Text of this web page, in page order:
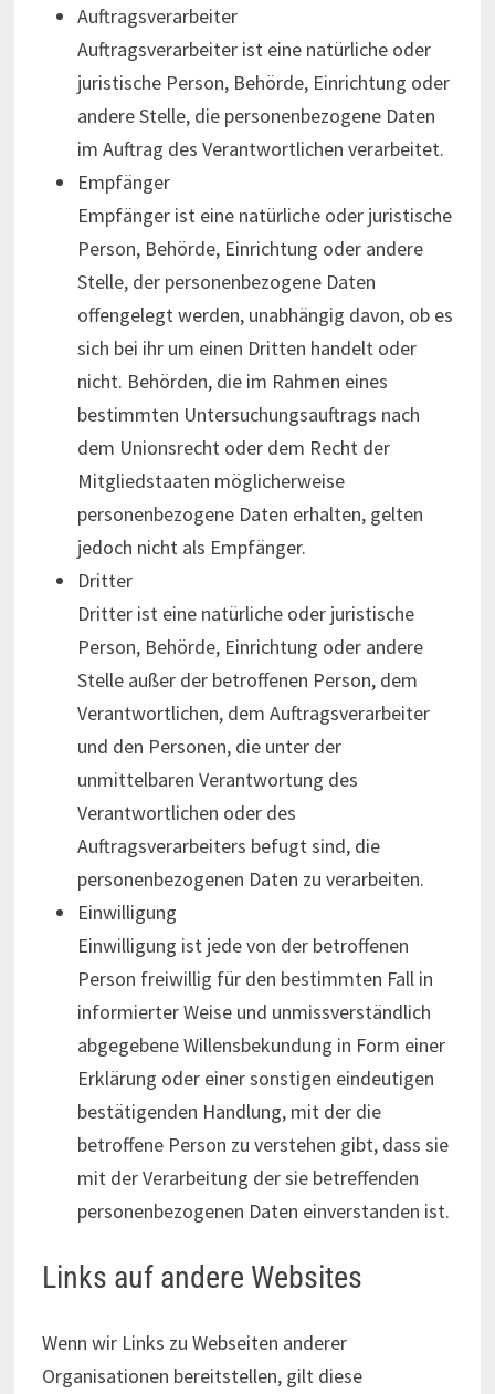
Auftragsverarbeiter
Auftragsverarbeiter ist eine natürliche oder
juristische Person, Behörde, Einrichtung oder
andere Stelle, die personenbezogene Daten
im Auftrag des Verantwortlichen verarbeitet.
Empfänger
Empfänger ist eine natürliche oder juristische
Person, Behörde, Einrichtung oder andere
Stelle, der personenbezogene Daten
offengelegt werden, unabhängig davon, ob es
sich bei ihr um einen Dritten handelt oder
nicht. Behörden, die im Rahmen eines
bestimmten Untersuchungsauftrags nach
dem Unionsrecht oder dem Recht der
Mitgliedstaaten möglicherweise
personenbezogene Daten erhalten, gelten
jedoch nicht als Empfänger.
Dritter
Dritter ist eine natürliche oder juristische
Person, Behörde, Einrichtung oder andere
Stelle außer der betroffenen Person, dem
Verantwortlichen, dem Auftragsverarbeiter
und den Personen, die unter der
unmittelbaren Verantwortung des
Verantwortlichen oder des
Auftragsverarbeiters befugt sind, die
personenbezogenen Daten zu verarbeiten.
Einwilligung
Einwilligung ist jede von der betroffenen
Person freiwillig für den bestimmten Fall in
informierter Weise und unmissverständlich
abgegebene Willensbekundung in Form einer
Erklärung oder einer sonstigen eindeutigen
bestätigenden Handlung, mit der die
betroffene Person zu verstehen gibt, dass sie
mit der Verarbeitung der sie betreffenden
personenbezogenen Daten einverstanden ist.
Links auf andere Websites
Wenn wir Links zu Webseiten anderer
Organisationen bereitstellen, gilt diese